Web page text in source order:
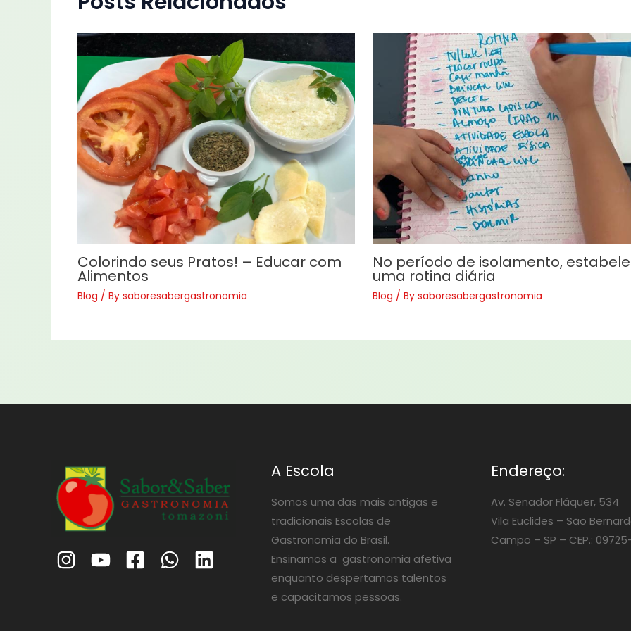
Colorindo seus Pratos! – Educar com
Alimentos
Blog / By saboresabergastronomia
No período de isolamento,
uma rotina diária
Blog / By saboresabergastronomia
A Escola
Somos uma das mais antigas e
tradicionais Escolas de
Gastronomia do Brasil.
Ensinamos a gastronomia afetiva
enquanto despertamos talentos
e capacitamos pessoas.
Endereço:
Av. Senador Fláquer, 534
Vila Euclides – São
Campo – SP – CEP.: